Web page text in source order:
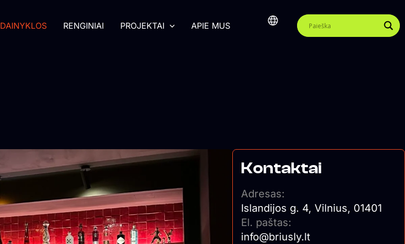
DAINYKLOS RENGINIAI PROJEKTAI APIE MUS
Kontaktai
Adresas:
Islandijos g. 4, Vilnius, 01401
El. paštas:
info@briusly.lt